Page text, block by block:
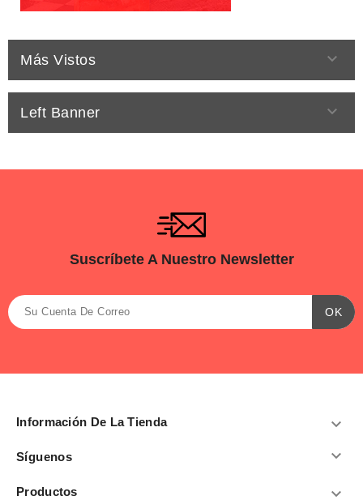
Más Vistos 
Left Banner 
Suscríbete A Nuestro Newsletter
Información De La Tienda 
Síguenos 
Productos 